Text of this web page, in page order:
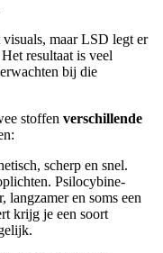
maar LSD legt er
resultaat is veel
bij die
stoffen verschillende
scherp en snel.
Psilocybine-
langzamer en soms een
krijg je een soort